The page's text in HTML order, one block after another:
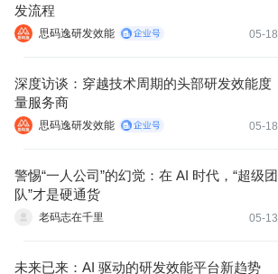
发流程
思码逸研发效能 05-18
深度访谈：穿越技术周期的头部研发效能度
量服务商
思码逸研发效能 05-18
警惕“一人公司”的幻觉：在 AI 时代，“超级团
队”才是硬通货
老码志在千里 05-13
未来已来：AI 驱动的研发效能平台新趋势